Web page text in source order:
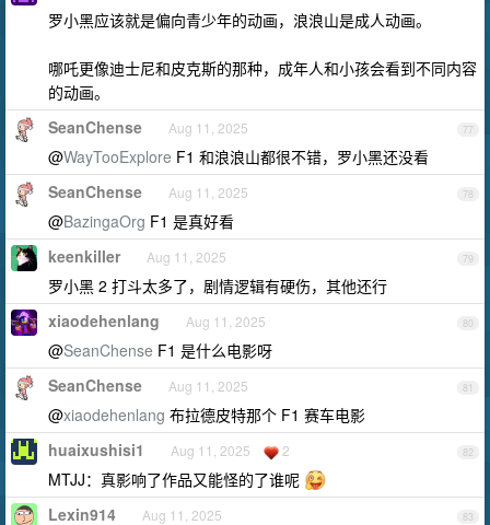
罗小黑应该就是偏向青少年的动画，浪浪山是成人动画。
哪吒更像迪士尼和皮克斯的那种，成年人和小孩会看到不同内容
的动画。
77
SeanChense Aug 11, 2025
@WayTooExplore F1 和浪浪山都很不错，罗小黑还没看
78
SeanChense Aug 11, 2025
@BazingaOrg F1 是真好看
79
keenkiller Aug 11, 2025
罗小黑 2 打斗太多了，剧情逻辑有硬伤，其他还行
80
xiaodehenlang Aug 11, 2025
@SeanChense F1 是什么电影呀
81
SeanChense Aug 11, 2025
@xiaodehenlang 布拉德皮特那个 F1 赛车电影
82
huaixushisi1 Aug 11, 2025 2
MTJJ：真影响了作品又能怪的了谁呢
83
Lexin914 Aug 11, 2025